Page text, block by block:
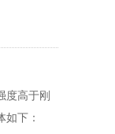
度高于刚
下：